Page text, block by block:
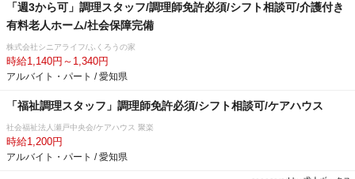
「週3から可」調理スタッフ/調理師免許必須/シフト相談可/介護付き
有料老人ホーム/社会保障完備
株式会社シニアライフ/ふくろうの家
時給1,140円～1,340円
アルバイト・パート / 愛知県
「福祉調理スタッフ」調理師免許必須/シフト相談可/ケアハウス
社会福祉法人瀬戸中央会/ケアハウス 聚楽
時給1,200円
アルバイト・パート / 愛知県